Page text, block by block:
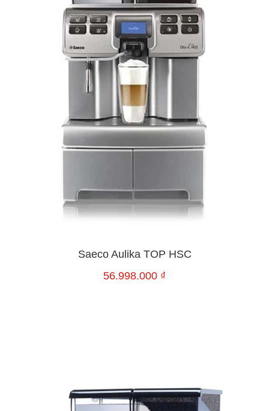
Saeco Aulika TOP HSC
56.998.000 ₫